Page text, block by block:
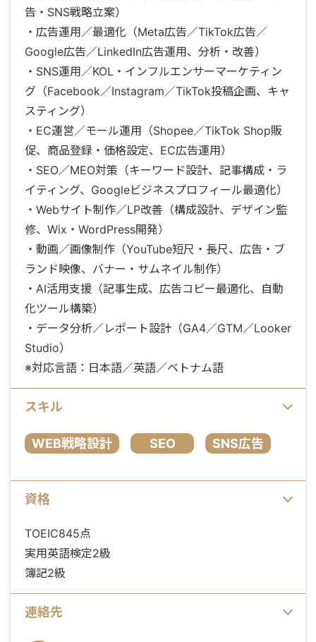
告・SNS戦略立案）
・広告運用／最適化（Meta広告／TikTok広告／
Google広告／LinkedIn広告運用、分析・改善）
・SNS運用／KOL・インフルエンサーマーケティン
グ（Facebook／Instagram／TikTok投稿企画、キャ
スティング）
・EC運営／モール運用（Shopee／TikTok Shop販
促、商品登録・価格設定、EC広告運用）
・SEO／MEO対策（キーワード設計、記事構成・ラ
イティング、Googleビジネスプロフィール最適化）
・Webサイト制作／LP改善（構成設計、デザイン監
修、Wix・WordPress開発）
・動画／画像制作（YouTube短尺・長尺、広告・ブ
ランド映像、バナー・サムネイル制作）
・AI活用支援（記事生成、広告コピー最適化、自動
化ツール構築）
・データ分析／レポート設計（GA4／GTM／Looker
Studio）
※対応言語：日本語／英語／ベトナム語
スキル
WEB戦略設計 SEO SNS広告
資格
TOEIC845点
実用英語検定2級
簿記2級
連絡先